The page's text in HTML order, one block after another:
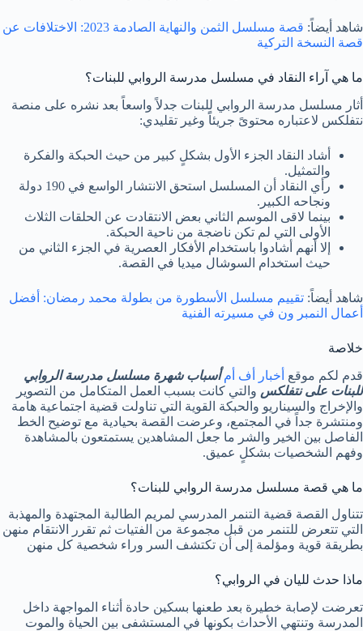
شاهد أيضاً:
قصة مسلسل الثمن والنهاية الصادمة 2023: الاختلافات عن
قصة النسخة التركية
ما هي آراء النقاد في مسلسل مدرسة الروابي للبنات؟
أثار مسلسل مدرسة الروابي للبنات جدلاً واسعاً بعد نشره على منصة
نتفلكس لاعتباره محتوىً جريئاًَ وغير تقليدي:
أشاد النقاد الجزء الأول بشكلٍ كبير من حيث الحبكة والفكرة
والتمثيل.
رأي النقاد أن المسلسل استحق الانتشار الواسع في 190 دولة
ونجاحه الكبير.
بينما لاقى الموسم الثاني بعض الانتقادت عن الحلقات الثلاث
الأولى التي لم تكن ناضجة من ناحية الحبكة.
إلا أنهم أشادوا باستخدام الأفكار العصرية في الجزء الثاني من
حيث استخدام السوشال ميديا في القصة.
شاهد أيضاً: تقييم مسلسل الأسطورة من بطولة محمد رمضان: أفضل
أعمال النمبر ون في مسيرته الفنية
خلاصة
قدم لكم موقع أخبار أف أم أسباب شهرة مسلسل مدرسة الروابي
للبنات على نتفلكس والتي كانت بسبب العمل المتكامل من التصوير
والإخراج والسيناريو والحبكة القوية التي تناولت قضية اجتماعية هامة
ومنتشرة جداً في المجتمع، وعرضت القصة بحيادية مع توضيح الخط
الفاصل بين الخير والشر ما جعل المشاهدين يستمتعون بالمشاهدة
وفهم الشخصيات بشكلٍ عميق.
ما هي قصة مسلسل مدرسة الروابي للبنات؟
تتناول القصة قضية التنمر المدرسي لمريم الطالبة المجتهدة والمهذبة
التي تتعرض للتنمر من قبل مجموعة من الفتيات ثم تقرر الانتقام منهن
بطريقة قوية ومؤلمة إلى أن تكتشف السر وراء شخصية كل منهن
ماذا حدث لليان في الروابي؟
تعرضت لإصابة خطيرة بعد طعنها بسكين حادة أثناء المواجهة داخل
المدرسة وتنتهي الأحداث بكونها في المستشفى بين الحياة والموت